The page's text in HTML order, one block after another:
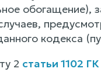
обогащение),
кодекса
2 статьи 1102